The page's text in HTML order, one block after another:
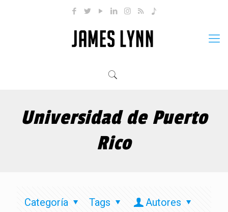
Universidad de Puerto
Rico
Categoría Tags
Autores